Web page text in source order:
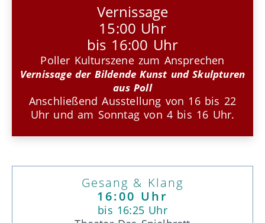
Vernissage
15:00 Uhr
bis 16:00 Uhr
Poller Kulturszene zum Ansprechen
Vernissage der Bildende Kunst und Skulpturen
aus Poll
Anschließend Ausstellung von 16 bis 22
Uhr und am Sonntag von 4 bis 16 Uhr.
Gesang & Klang
16:00 Uhr
bis 16:25 Uhr